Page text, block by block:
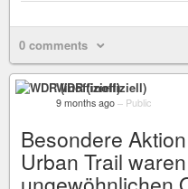
0 comments
WDR (inoffiziell)
9 months ago – Public
Besondere
Urban Trail